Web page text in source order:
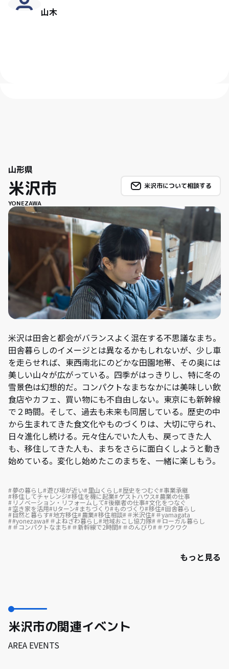
山木
山形県
米沢市
YONEZAWA
米沢市について相談する
米沢は田舎と都会がバランスよく混在する不思議なまち。
田舎暮らしのイメージとは異なるかもしれないが、少し車
を走らせれば、東西南北にのどかな田園地帯、その奥には
美しい山々が広がっている。四季がはっきりし、特に冬の
雪景色は幻想的だ。コンパクトなまちなかには美味しい飲
食店やカフェ、買い物にも不自由しない。東京にも新幹線
で２時間。そして、過去も未来も同居している。歴史の中
から生まれてきた食文化やものづくりは、大切に守られ、
日々進化し続ける。元々住んでいた人も、戻ってきた人
も、移住してきた人も、まちをさらに面白くしようと動き
始めている。変化し始めたこのまちを、一緒に楽しもう。
夢の暮らし 遊び場が近い 里山くらし 歴史をつむぐ 事業承継
移住してチャレンジ 移住を機に起業 ゲストハウス 農業の仕事
リノベーション・リフォームして 後継者の仕事 文化をつなぐ
空き家を活用 Uターン まちづくり ものづくり 移住 田舎暮らし
自然と暮らす 地方移住 農業 移住相談 ＃米沢住 ＃yamagata
#yonezawa ＃よねざわ暮らし 地域おこし協力隊 ＃ローカル暮らし
＃コンパクトなまち ＃新幹線で2時間 ＃のんびり ＃ワクワク
もっと見る
米沢市の関連イベント
AREA EVENTS